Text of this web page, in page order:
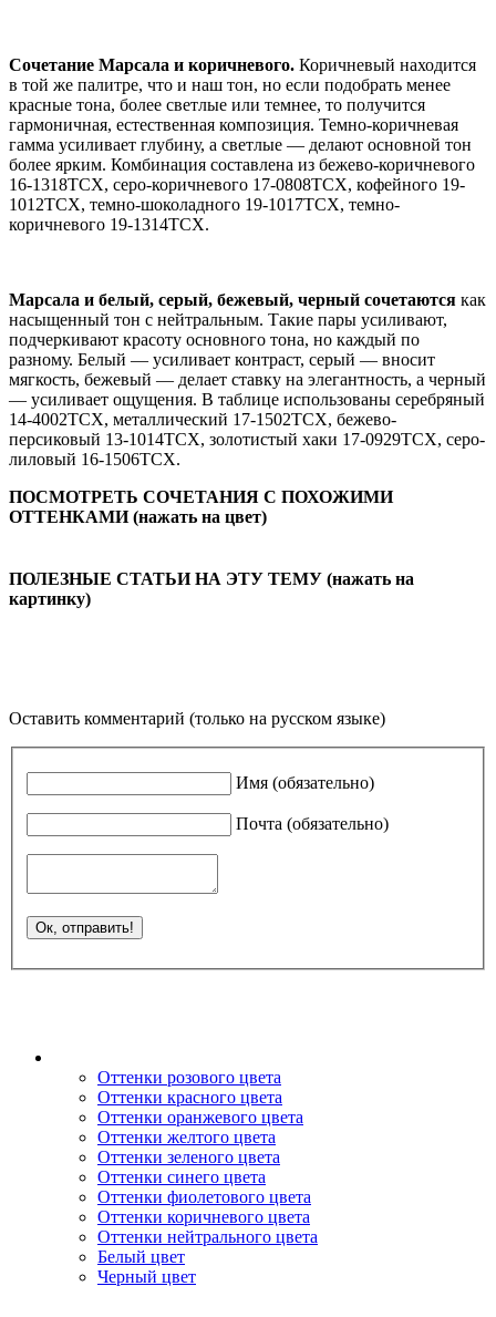
Сочетание Марсала и коричневого. Коричневый находится
в той же палитре, что и наш тон, но если подобрать менее
красные тона, более светлые или темнее, то получится
гармоничная, естественная композиция. Темно-коричневая
гамма усиливает глубину, а светлые — делают основной тон
более ярким. Комбинация составлена из бежево-коричневого
16-1318TCX, серо-коричневого 17-0808TCX, кофейного 19-
1012TCX, темно-шоколадного 19-1017TCX, темно-
коричневого 19-1314TCX.
Марсала и белый, серый, бежевый, черный сочетаются как
насыщенный тон с нейтральным. Такие пары усиливают,
подчеркивают красоту основного тона, но каждый по
разному. Белый — усиливает контраст, серый — вносит
мягкость, бежевый — делает ставку на элегантность, а черный
— усиливает ощущения. В таблице использованы серебряный
14-4002TCX, металлический 17-1502TCX, бежево-
персиковый 13-1014TCX, золотистый хаки 17-0929TCX, серо-
лиловый 16-1506TCX.
ПОСМОТРЕТЬ СОЧЕТАНИЯ С ПОХОЖИМИ
ОТТЕНКАМИ (нажать на цвет)
ПОЛЕЗНЫЕ СТАТЬИ НА ЭТУ ТЕМУ (нажать на
картинку)
Оставить комментарий (только на русском языке)
Имя (обязательно)
Почта (обязательно)
Оттенки розового цвета
Оттенки красного цвета
Оттенки оранжевого цвета
Оттенки желтого цвета
Оттенки зеленого цвета
Оттенки синего цвета
Оттенки фиолетового цвета
Оттенки коричневого цвета
Оттенки нейтрального цвета
Белый цвет
Черный цвет